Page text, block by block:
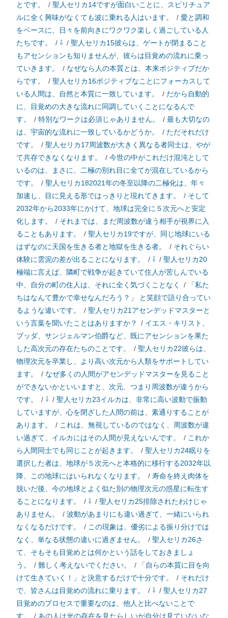
とです。
/ 聖人セリカ14ですが面白いことに、スピリチュア
ルに全く興味がなくても波に乗れる人はいます。
/ 愛と調和
をベースに、日々を前向きにワクワク楽しく過ごしている人
たちです。
/ ⇩ / 聖人セリカ15彼らは、ゲートが閉まること
もアセンションも知りませんが、彼らは目覚めの流れに乗っ
ていきます。
/ なぜなら人の本質とは、本来ポジティブだか
らです。
/ 聖人セリカ16ポジティブなことにフォーカスして
いる人間は、自然と本質に一致しています。
/ だから自動的
に、目覚めの大きな流れに同調していくことになるんで
す。
/ 特別なワークは必須じゃありません。 / 最も大切なの
は、宇宙的な流れに一致しているかどうか。
/ ただそれだけ
です。
/ 聖人セリカ17周波数が大きく異なる者同士は、やが
て共存できなくなります。
/ 今世の中がこれだけ混沌として
いるのは、まさに、二極の別れ目に全てが混在しているから
です。
/ 聖人セリカ182021年の冬至以降の二極化は、年々
加速し、目に見える形ではっきりと現れてきます。
/ そして
2032年から2033年にかけて、地球は完全に５次元へと安定
化します。
/ それまでは、まだ周波数が違う相手が視界に入
ることもあります。
/ 聖人セリカ19ですが、同じ地球にいる
はずなのに天国を生きる者と地獄を生きる者。
/ それぐらい
体験に雲泥の差が出ることになります。
/ ⇩ / 聖人セリカ20
極端に言えば、隣町で戦争が起きていて住人が苦しんでいる
中、自分の町の住人は、それに全く気づくことなく
/
「私た
ちはなんて豊かで幸せなんだろう？」 と笑顔で語り合ってい
るような違いです。
/ 聖人セリカ21アセンデッドマスターと
いう言葉を聞いたことはありますか？
/ イエス・キリスト、
ブッダ、サンジェルマン伯爵など、既にアセンションを果た
した高次元の存在たちのことです。
/ 聖人セリカ22彼らは、
物理次元を卒業し、より高い次元から人類をサポートしてい
ます。
/ なぜ多くの人間がアセンデッドマスターを見ること
ができないかといいますと、次元、つまり周波数が違うから
です。
/ ⇩ / 聖人セリカ23イルカは、非常に高い波動で振動
していますが、心を閉ざした人間の前は、素通りすることが
あります。
/ これは、無視しているのではなく、周波数が違
い過ぎて、イルカにはその人間が見えないんです。
/ これか
ら人間同士でも同じことが起きます。
/ 聖人セリカ24眠りを
選択した者は、地球が５次元へと本格的に移行する2032年以
降、この地球にはいられなくなります。
/ 寿命を終え肉体を
脱いだ後、今の地球とよく似た別の物理次元の惑星に転生す
ることになります。
/ ⇩ / 聖人セリカ25排除されたわけじゃ
ありません。
/ 波動があまりにも違い過ぎて、一緒にいられ
なくなるだけです。
/ この現象は、優劣による振り分けでは
なく、単なる状態の違いに過ぎません。
/ 聖人セリカ26さ
て、そもそも目覚めとは何かという話をしておきましょ
う。
/ 難しく考えないでください。 /
「自らの本質に目を向
けて生きていく！」と決意するだけで十分です。
/ それだけ
で、皆さんは目覚めの流れに乗ります。
/ ⇩ / 聖人セリカ27
目覚めのプロセスで重要なのは、他人と比べないことで
す。
/ あの人は光の存在を見たらしいが自分は見ていないな